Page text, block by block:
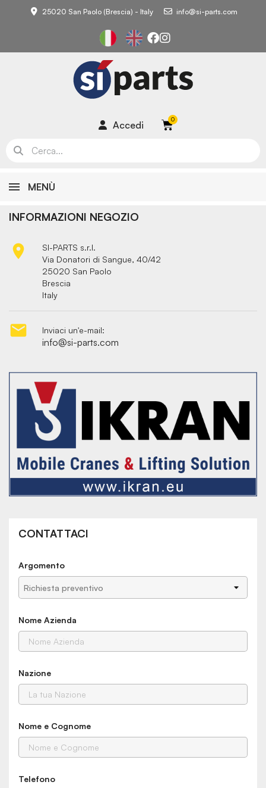
25020 San Paolo (Brescia) - Italy info@si-parts.com
Accedi
MENÙ
INFORMAZIONI NEGOZIO

SI-PARTS s.r.l.
Via Donatori di Sangue, 40/42
25020 San Paolo
Brescia
Italy
 Inviaci un'e-mail:
info@si-parts.com
CONTATTACI
Argomento
Nome Azienda
Nazione
Nome e Cognome
Telefono